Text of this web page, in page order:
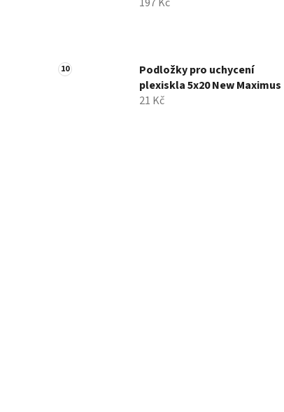
Podložky pro uchycení
plexiskla 5x20 New Maximus
21 Kč